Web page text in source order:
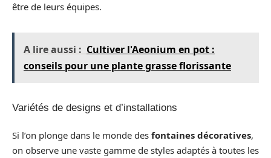
être de leurs équipes.
A lire aussi : Cultiver l'Aeonium en pot :
conseils pour une plante grasse florissante
Variétés de designs et d’installations
Si l’on plonge dans le monde des fontaines décoratives,
on observe une vaste gamme de styles adaptés à toutes les